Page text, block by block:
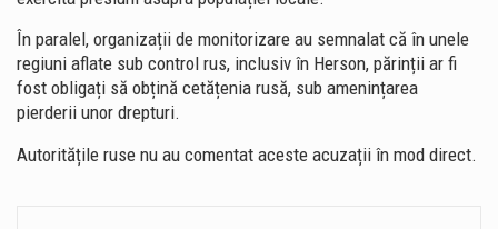
În paralel, organizații de monitorizare au semnalat că în unele
regiuni aflate sub control rus, inclusiv în Herson, părinții ar fi
fost obligați să obțină cetățenia rusă, sub amenințarea
pierderii unor drepturi.
Autoritățile ruse nu au comentat aceste acuzații în mod direct.